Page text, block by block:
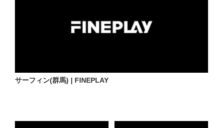
サーフィン(群馬) | FINEPLAY